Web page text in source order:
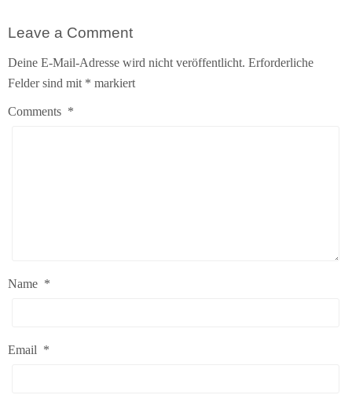
Leave a Comment
Deine E-Mail-Adresse wird nicht veröffentlicht. Erforderliche
Felder sind mit * markiert
Comments *
Name *
Email *